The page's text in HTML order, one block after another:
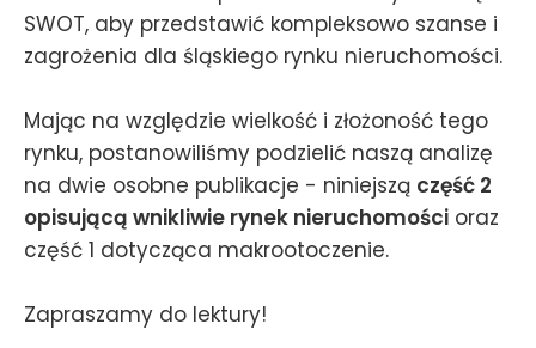
SWOT, aby przedstawić kompleksowo szanse i
zagrożenia dla śląskiego rynku nieruchomości.
Mając na względzie wielkość i złożoność tego
rynku, postanowiliśmy podzielić naszą analizę
na dwie osobne publikacje - niniejszą część 2
opisującą wnikliwie rynek nieruchomości oraz
część 1 dotycząca makrootoczenie.
Zapraszamy do lektury!